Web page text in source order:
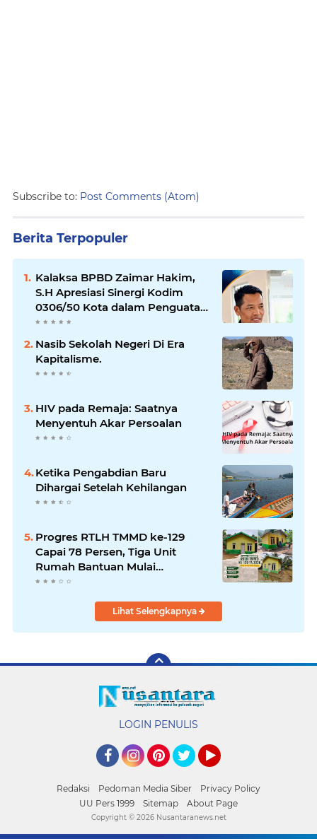
Subscribe to: Post Comments (Atom)
Berita Terpopuler
Kalaksa BPBD Zaimar Hakim,
S.H Apresiasi Sinergi Kodim
0306/50 Kota dalam Penguatan
Mitigasi dan Penanganan
Bencana
Nasib Sekolah Negeri Di Era
Kapitalisme.
HIV pada Remaja: Saatnya
Menyentuh Akar Persoalan
Ketika Pengabdian Baru
Dihargai Setelah Kehilangan
Progres RTLH TMMD ke-129
Capai 78 Persen, Tiga Unit
Rumah Bantuan Mulai
Rampung
Lihat Selengkapnya
LOGIN PENULIS
Redaksi Pedoman Media Siber
Privacy Policy
UU Pers 1999
Sitemap About Page
Copyright © 2026 Nusantaranews.net